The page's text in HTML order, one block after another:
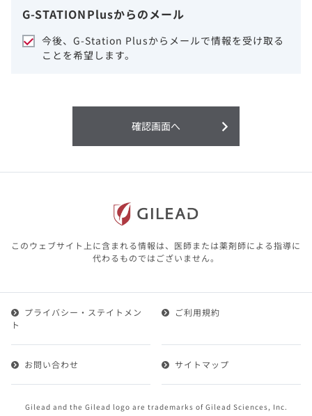
ギリアドは、本サイトのコンテンツについて
細心の注意を払い、正確かつ最新の情報を提
供するように努力をしておりますが、正確
性、確実性、妥当性、有用性、ご利用になら
利用することまたは利用できなかったことよ
り生じる損害については一切の責任を負いか
含む）の情報は、その製品またはその製品の
本サイト内の情報は、医師その他医療関係者
が行なうべきアドバイスやサービスを提供す
るものではありません。本サイトに表示され
ている情報は、決して、医師その他医療関係
1.会員とは、医療関係者の方で、本サービスの利用規約
ービスに登録を申し込みギリアドがこれを承認した方を
いいます。
けることができます。
G-STATIONPlusからのメール
今後、G-Station Plusからメールで情報を受け取る
ことを希望します。
確認画面へ
このウェブサイト上に含まれる情報は、医師または薬剤師による指導に
代わるものではございません。
Gilead and the Gilead logo are trademarks of Gilead Sciences, Inc.
プライバシー・ステイトメン
ト
ご利用規約
お問い合わせ サイトマップ